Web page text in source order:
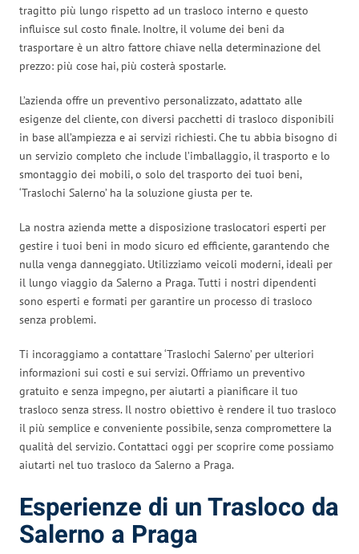
tragitto più lungo rispetto ad un trasloco interno e questo
influisce sul costo finale. Inoltre, il volume dei beni da
trasportare è un altro fattore chiave nella determinazione del
prezzo: più cose hai, più costerà spostarle.
L’azienda offre un preventivo personalizzato, adattato alle
esigenze del cliente, con diversi pacchetti di trasloco disponibili
in base all’ampiezza e ai servizi richiesti. Che tu abbia bisogno di
un servizio completo che include l’imballaggio, il trasporto e lo
smontaggio dei mobili, o solo del trasporto dei tuoi beni,
‘Traslochi Salerno’ ha la soluzione giusta per te.
La nostra azienda mette a disposizione traslocatori esperti per
gestire i tuoi beni in modo sicuro ed efficiente, garantendo che
nulla venga danneggiato. Utilizziamo veicoli moderni, ideali per
il lungo viaggio da Salerno a Praga. Tutti i nostri dipendenti
sono esperti e formati per garantire un processo di trasloco
senza problemi.
Ti incoraggiamo a contattare ‘Traslochi Salerno’ per ulteriori
informazioni sui costi e sui servizi. Offriamo un preventivo
gratuito e senza impegno, per aiutarti a pianificare il tuo
trasloco senza stress. Il nostro obiettivo è rendere il tuo trasloco
il più semplice e conveniente possibile, senza compromettere la
qualità del servizio. Contattaci oggi per scoprire come possiamo
aiutarti nel tuo trasloco da Salerno a Praga.
Esperienze di un Trasloco da
Salerno a Praga